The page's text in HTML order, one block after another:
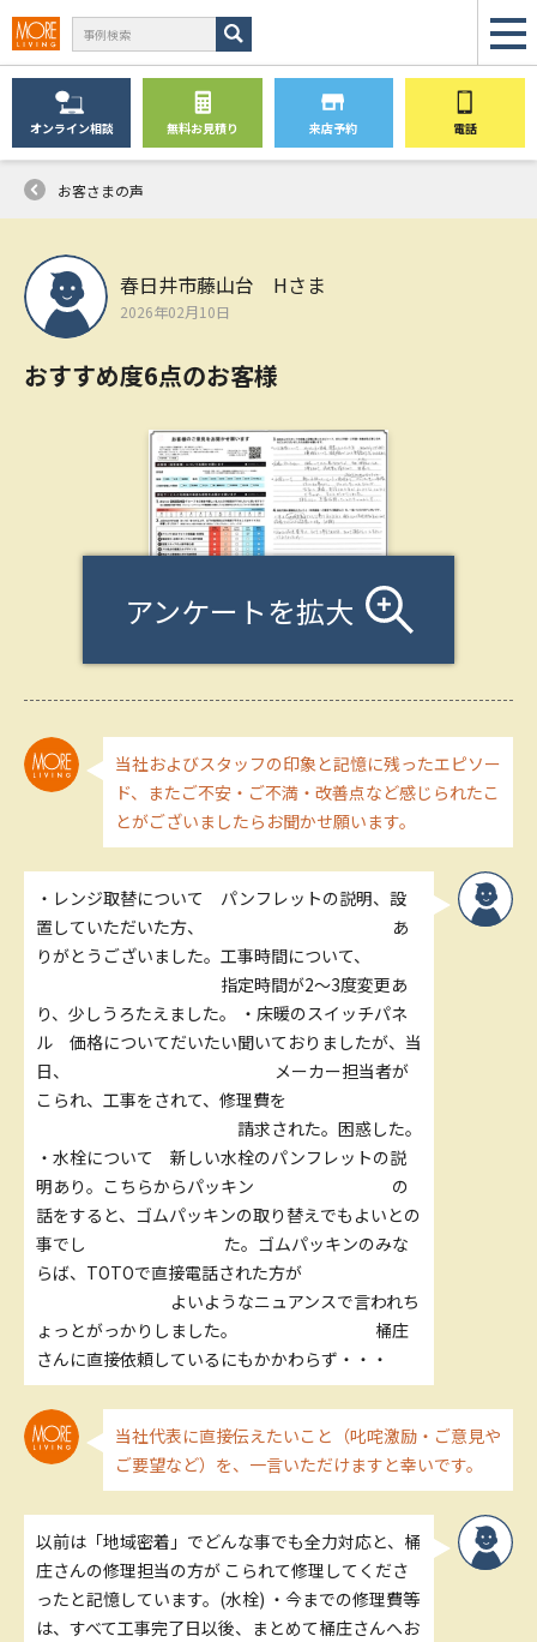
オンライン相談 無料お見積り 来店予約 電話
お客さまの声
春日井市藤山台 Hさま
2026年02月10日
おすすめ度6点のお客様
アンケートを拡大
当社およびスタッフの印象と記憶に残ったエピソー
ド、またご不安・ご不満・改善点など感じられたこ
とがございましたらお聞かせ願います。
・レンジ取替について パンフレットの説明、設
置していただいた方、 あ
りがとうございました。工事時間について、
指定時間が2～3度変更あ
り、少しうろたえました。 ・床暖のスイッチパネ
ル 価格についてだいたい聞いておりましたが、当
日、 メーカー担当者が
こられ、工事をされて、修理費を
請求された。困惑した。
・水栓について 新しい水栓のパンフレットの説
明あり。こちらからパッキン の
話をすると、ゴムパッキンの取り替えでもよいとの
事でし た。ゴムパッキンのみな
らば、TOTOで直接電話された方が
よいようなニュアンスで言われち
ょっとがっかりしました。 桶庄
さんに直接依頼しているにもかかわらず・・・
当社代表に直接伝えたいこと（叱咤激励・ご意見や
ご要望など）を、一言いただけますと幸いです。
以前は「地域密着」でどんな事でも全力対応と、桶
庄さんの修理担当の方が こられて修理してくださ
ったと記憶しています。(水栓) ・今までの修理費等
は、すべて工事完了日以後、まとめて桶庄さんへお